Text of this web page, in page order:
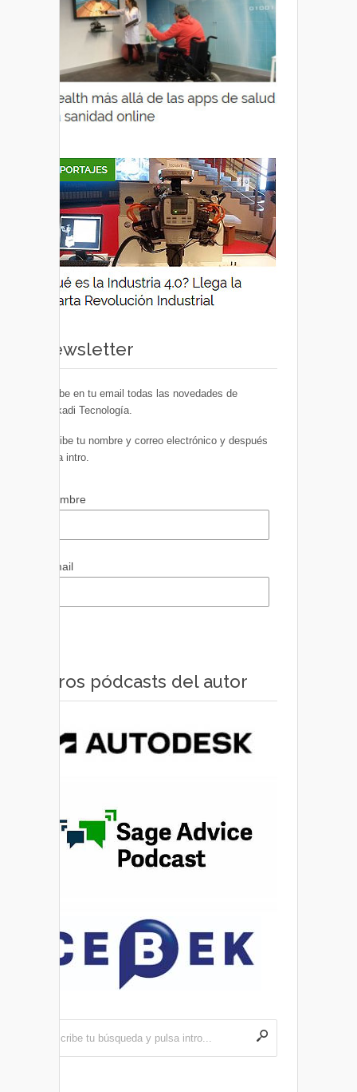
Newsletter
Recibe en tu email todas las novedades de
Euskadi Tecnología.
Escribe tu nombre y correo electrónico y después
pulsa intro.
Nombre
Email
Otros pódcasts del autor